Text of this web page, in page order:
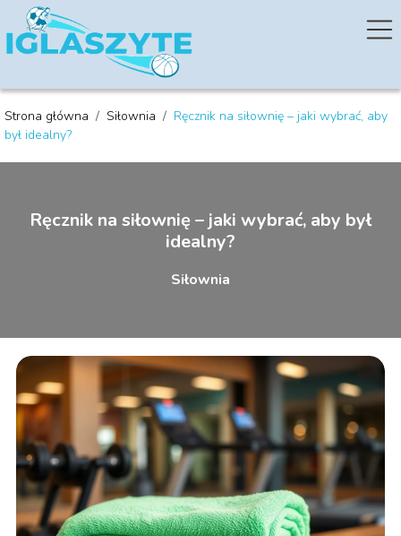
Strona główna / Siłownia / Ręcznik na siłownię – jaki wybrać, aby
był idealny?
Ręcznik na siłownię – jaki wybrać, aby był
idealny?
Siłownia